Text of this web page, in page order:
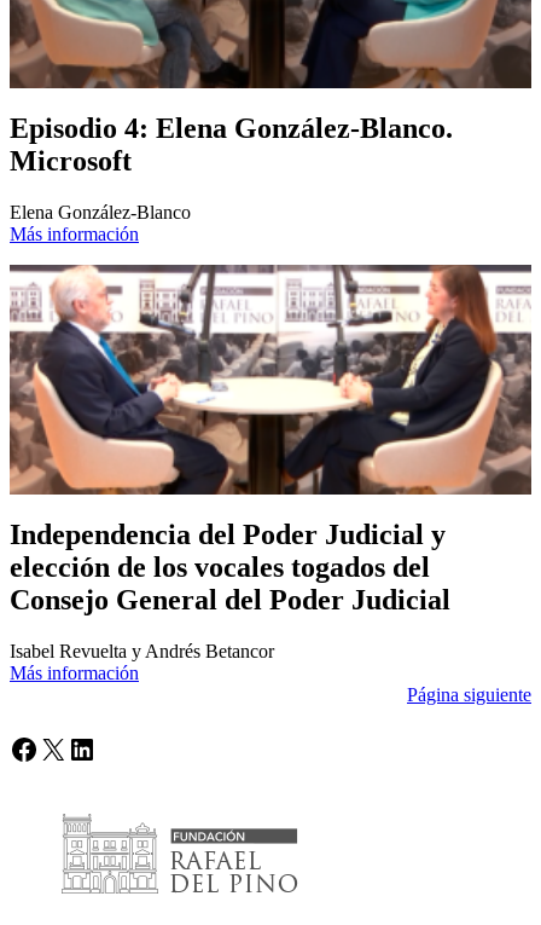
Episodio 4: Elena González-Blanco.
Microsoft
Elena González-Blanco
Más información
Independencia del Poder Judicial y
elección de los vocales togados del
Consejo General del Poder Judicial
Isabel Revuelta y Andrés Betancor
Más información
Página siguiente
Facebook
X LinkedIn